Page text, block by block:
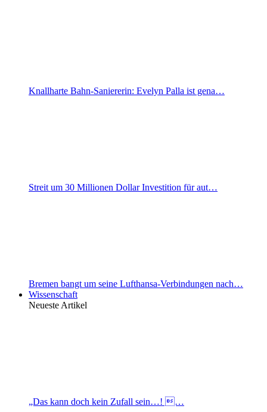
Knallharte Bahn-Saniererin: Evelyn Palla ist gena…
Streit um 30 Millionen Dollar Investition für aut…
Bremen bangt um seine Lufthansa-Verbindungen nach…
Wissenschaft
Neueste Artikel
„Das kann doch kein Zufall sein…! …